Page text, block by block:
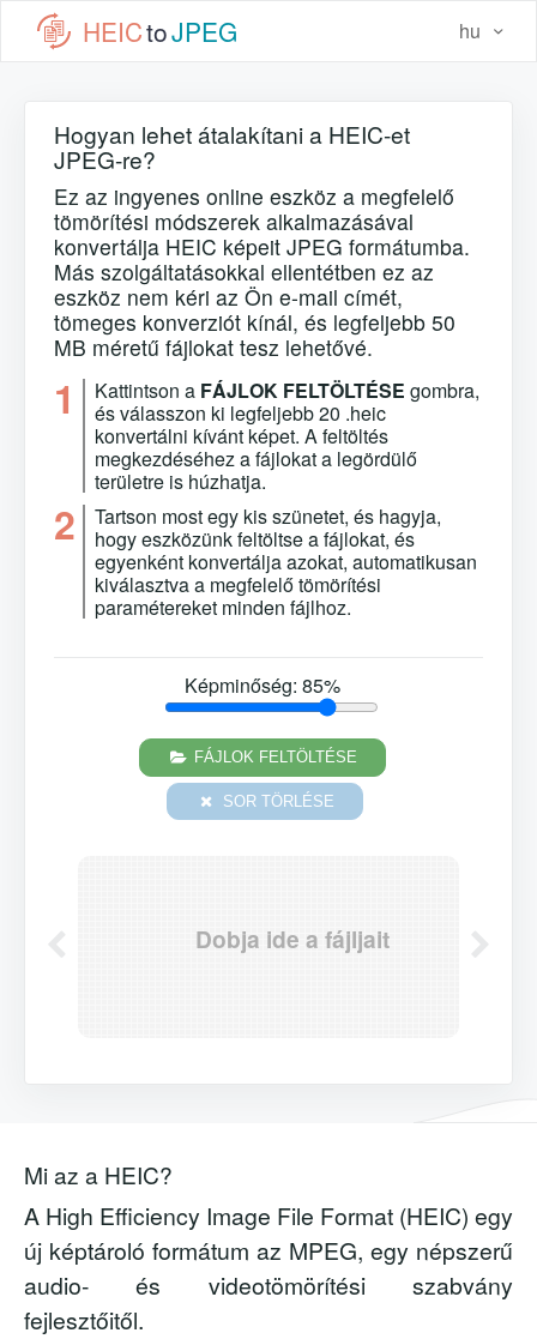
HEICtoJPEG hu
Hogyan lehet átalakítani a HEIC-et
JPEG-re?
Ez az ingyenes online eszköz a megfelelő
tömörítési módszerek alkalmazásával
konvertálja HEIC képeit JPEG formátumba.
Más szolgáltatásokkal ellentétben ez az
eszköz nem kéri az Ön e-mail címét,
tömeges konverziót kínál, és legfeljebb 50
MB méretű fájlokat tesz lehetővé.
1 Kattintson a FÁJLOK FELTÖLTÉSE gombra,
és válasszon ki legfeljebb 20 .heic
konvertálni kívánt képet. A feltöltés
megkezdéséhez a fájlokat a legördülő
területre is húzhatja.
2
Tartson most egy kis szünetet, és hagyja,
hogy eszközünk feltöltse a fájlokat, és
egyenként konvertálja azokat, automatikusan
kiválasztva a megfelelő tömörítési
paramétereket minden fájlhoz.
Képminőség: 85%
FÁJLOK FELTÖLTÉSE
SOR TÖRLÉSE
Dobja ide a fájljait
Mi az a HEIC?
A High Efficiency Image File Format (HEIC) egy
új képtároló formátum az MPEG, egy népszerű
audio- és videotömörítési szabvány
fejlesztőitől.